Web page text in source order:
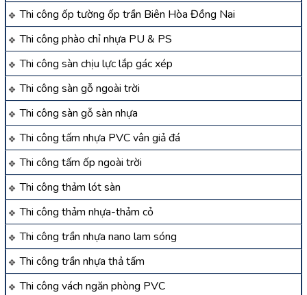
Thi công ốp tường ốp trần Biên Hòa Đồng Nai
Thi công phào chỉ nhựa PU & PS
Thi công sàn chịu lực lắp gác xép
Thi công sàn gỗ ngoài trời
Thi công sàn gỗ sàn nhựa
Thi công tấm nhựa PVC vân giả đá
Thi công tấm ốp ngoài trời
Thi công thảm lót sàn
Thi công thảm nhựa-thảm cỏ
Thi công trần nhựa nano lam sóng
Thi công trần nhựa thả tấm
Thi công vách ngăn phòng PVC